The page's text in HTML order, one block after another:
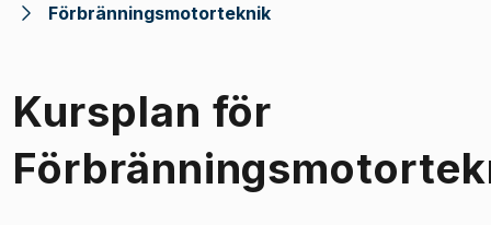
Förbränningsmotorteknik
Kursplan för